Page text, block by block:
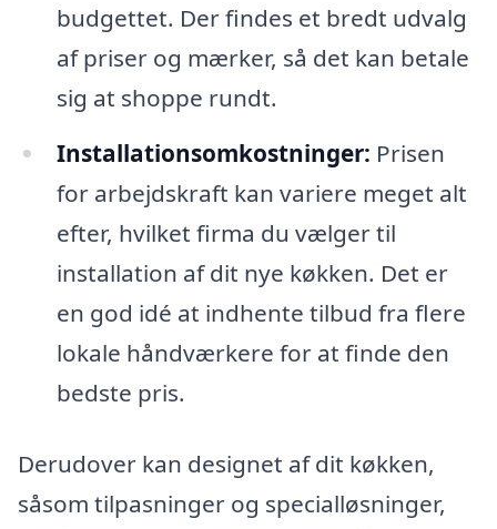
budgettet. Der findes et bredt udvalg
af priser og mærker, så det kan betale
sig at shoppe rundt.
Installationsomkostninger: Prisen
for arbejdskraft kan variere meget alt
efter, hvilket firma du vælger til
installation af dit nye køkken. Det er
en god idé at indhente tilbud fra flere
lokale håndværkere for at finde den
bedste pris.
Derudover kan designet af dit køkken,
såsom tilpasninger og specialløsninger,